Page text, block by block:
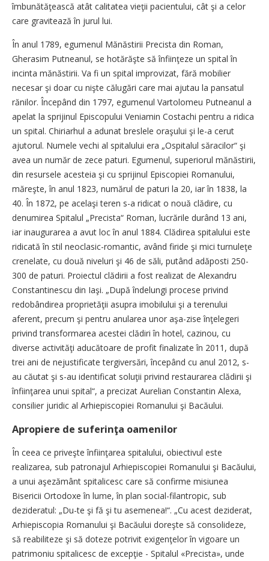
îmbunătăţească atât calitatea vieţii pacientului, cât şi a celor
care gravitează în jurul lui.
În anul 1789, egumenul Mănăstirii Precista din Roman,
Gherasim Putneanul, se hotărăşte să înfiinţeze un spital în
incinta mănăstirii. Va fi un spital improvizat, fără mobilier
necesar şi doar cu nişte călugări care mai ajutau la pansatul
rănilor. Începând din 1797, egumenul Vartolomeu Putneanul a
apelat la sprijinul Episcopului Veniamin Costachi pentru a ridica
un spital. Chiriarhul a adunat breslele oraşului şi le-a cerut
ajutorul. Numele vechi al spitalului era „Ospitalul săracilor“ şi
avea un număr de zece paturi. Egumenul, superiorul mănăstirii,
din resursele acesteia şi cu sprijinul Episcopiei Romanului,
măreşte, în anul 1823, numărul de paturi la 20, iar în 1838, la
40. În 1872, pe acelaşi teren s-a ridicat o nouă clădire, cu
denumirea Spitalul „Precista“ Roman, lucrările durând 13 ani,
iar inaugurarea a avut loc în anul 1884. Clădirea spitalului este
ridicată în stil neoclasic-romantic, având firide şi mici turnuleţe
crenelate, cu două niveluri şi 46 de săli, putând adăposti 250-
300 de paturi. Proiectul clădirii a fost realizat de Alexandru
Constantinescu din Iaşi. „După îndelungi procese privind
redobândirea proprietăţii asupra imobilului şi a terenului
aferent, precum şi pentru anularea unor aşa-zise înţelegeri
privind transformarea acestei clădiri în hotel, cazinou, cu
diverse activităţi aducătoare de profit finalizate în 2011, după
trei ani de nejustificate tergiversări, începând cu anul 2012, s-
au căutat şi s-au identificat soluţii privind restaurarea clădirii şi
înfiinţarea unui spital“, a precizat Aurelian Constantin Alexa,
consilier juridic al Arhiepiscopiei Romanului şi Bacăului.
Apropiere de suferinţa oamenilor
În ceea ce priveşte înfiinţarea spitalului, obiectivul este
realizarea, sub patronajul Arhiepiscopiei Romanului şi Bacăului,
a unui aşezământ spitalicesc care să confirme misiunea
Bisericii Ortodoxe în lume, în plan social-filantropic, sub
dezideratul: „Du-te şi fă şi tu asemenea!“. „Cu acest deziderat,
Arhiepiscopia Romanului şi Bacăului doreşte să consolideze,
să reabiliteze şi să doteze potrivit exigenţelor în vigoare un
patrimoniu spitalicesc de excepţie - Spitalul «Precista», unde